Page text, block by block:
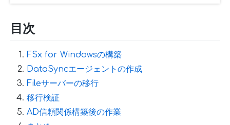
目次
FSx for Windowsの構築
DataSyncエージェントの作成
Fileサーバーの移行
移行検証
AD信頼関係構築後の作業